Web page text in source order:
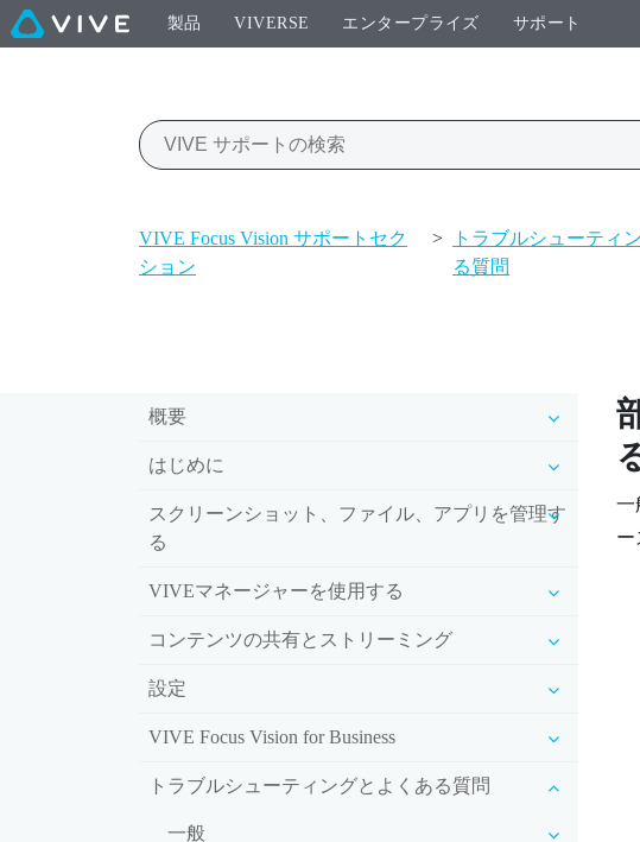
製品 VIVERSE エンタープライズ サポート
VIVE Focus Vision サポートセク
ション
>
トラブルシューティ
る質問
概要
はじめに
スクリーンショット、ファイル、アプリを管理す
る
VIVEマネージャーを使用する
コンテンツの共有とストリーミング
設定
VIVE Focus Vision for Business
トラブルシューティングとよくある質問
一般
一
ー